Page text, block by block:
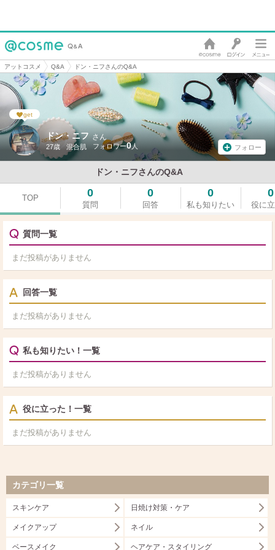
アットコスメ Q&A ドン・ニフさんのQ&A
ドン・ニフ さん
27歳 混合肌 0 フォロー
ドン・ニフさんのQ&A
get
TOP 0
質問
0
回答
0
私も知りたい
0
役に
質問一覧
まだ投稿がありません
回答一覧
まだ投稿がありません
私も知りたい！一覧
まだ投稿がありません
役に立った！一覧
まだ投稿がありません
カテゴリ一覧
スキンケア 日焼け対策・ケア
メイクアップ ネイル
ベースメイク ヘアケア・スタイリング